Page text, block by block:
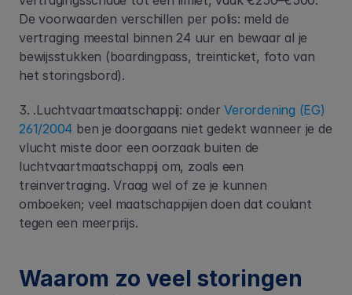
De voorwaarden verschillen per polis: meld de
vertraging meestal binnen 24 uur en bewaar al je
bewijsstukken (boardingpass, treinticket, foto van
het storingsbord).
3. .Luchtvaartmaatschappij: onder Verordening (EG)
261/2004 ben je doorgaans niet gedekt wanneer je de
vlucht miste door een oorzaak buiten de
luchtvaartmaatschappij om, zoals een
treinvertraging. Vraag wel of ze je kunnen
omboeken; veel maatschappijen doen dat coulant
tegen een meerprijs.
Waarom zo veel storingen